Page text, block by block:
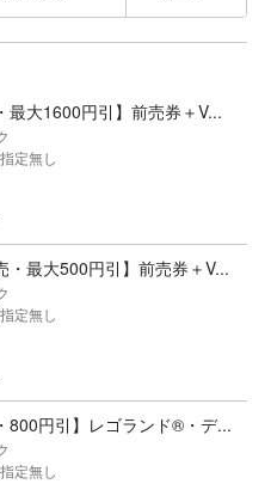
最大1600円引】前売券＋V...
指定無し
・最大500円引】前売券＋V...
指定無し
800円引】レゴランド®・デ...
指定無し